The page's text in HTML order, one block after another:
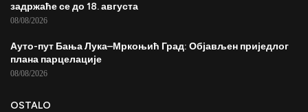
задржаће се до 18. августа
08/08/2026
Ауто-пут Бања Лука–Мркоњић Град: Објављен приједлог
плана парцелације
08/08/2026
OSTALO